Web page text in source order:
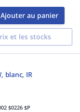
Ajouter au panier
et les stocks
blanc, IR
$0226 $P